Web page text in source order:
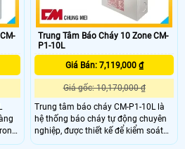
Trung Tâm Báo Cháy 10 Zone CM-
P1-10L
Giá Bán: 7,119,000 ₫
Giá gốc: 10,170,000 ₫
Trung tâm báo cháy CM-P1-10L là
hệ thống báo cháy tự động chuyên
nghiệp, được thiết kế để kiểm soát
10 khu vực, giúp đảm bảo an toàn